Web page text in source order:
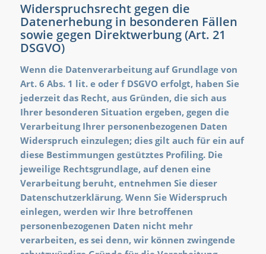
Widerspruchsrecht gegen die
Datenerhebung in besonderen Fällen
sowie gegen Direktwerbung (Art. 21
DSGVO)
Wenn die Datenverarbeitung auf Grundlage von
Art. 6 Abs. 1 lit. e oder f DSGVO erfolgt, haben Sie
jederzeit das Recht, aus Gründen, die sich aus
Ihrer besonderen Situation ergeben, gegen die
Verarbeitung Ihrer personenbezogenen Daten
Widerspruch einzulegen; dies gilt auch für ein auf
diese Bestimmungen gestütztes Profiling. Die
jeweilige Rechtsgrundlage, auf denen eine
Verarbeitung beruht, entnehmen Sie dieser
Datenschutzerklärung. Wenn Sie Widerspruch
einlegen, werden wir Ihre betroffenen
personenbezogenen Daten nicht mehr
verarbeiten, es sei denn, wir können zwingende